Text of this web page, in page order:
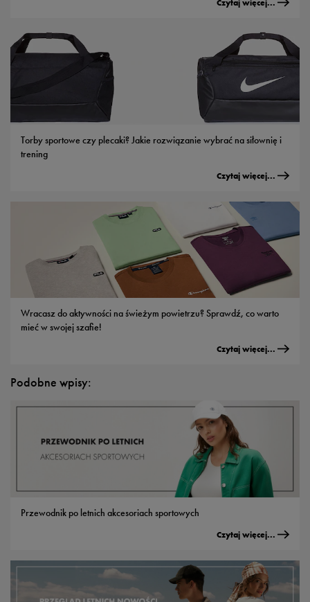
Czytaj więcej...
Torby sportowe czy plecaki? Jakie rozwiązanie wybrać na siłownię i
trening
Czytaj więcej...
Wracasz do aktywności na świeżym powietrzu? Sprawdź, co warto
mieć w swojej szafie!
Czytaj więcej...
Podobne wpisy:
Przewodnik po letnich akcesoriach sportowych
Czytaj więcej...